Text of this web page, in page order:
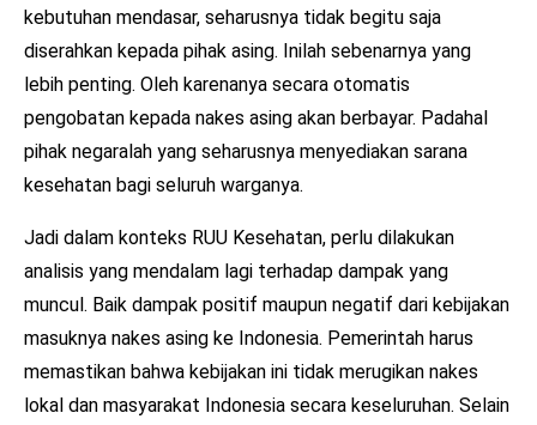
kebutuhan mendasar, seharusnya tidak begitu saja
diserahkan kepada pihak asing. Inilah sebenarnya yang
lebih penting. Oleh karenanya secara otomatis
pengobatan kepada nakes asing akan berbayar. Padahal
pihak negaralah yang seharusnya menyediakan sarana
kesehatan bagi seluruh warganya.
Jadi dalam konteks RUU Kesehatan, perlu dilakukan
analisis yang mendalam lagi terhadap dampak yang
muncul. Baik dampak positif maupun negatif dari kebijakan
masuknya nakes asing ke Indonesia. Pemerintah harus
memastikan bahwa kebijakan ini tidak merugikan nakes
lokal dan masyarakat Indonesia secara keseluruhan. Selain